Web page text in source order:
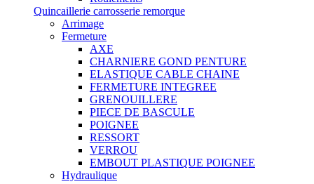
Quincaillerie carrosserie remorque
Arrimage
Fermeture
AXE
CHARNIERE GOND PENTURE
ELASTIQUE CABLE CHAINE
FERMETURE INTEGREE
GRENOUILLERE
PIECE DE BASCULE
POIGNEE
RESSORT
VERROU
EMBOUT PLASTIQUE POIGNEE
Hydraulique